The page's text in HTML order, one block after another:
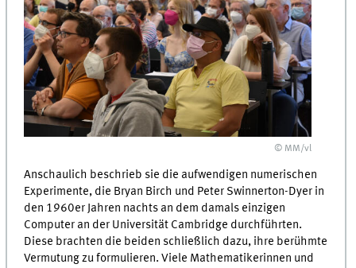
© MM/vl
Anschaulich beschrieb sie die aufwendigen numerischen
Experimente, die Bryan Birch und Peter Swinnerton-Dyer in
den 1960er Jahren nachts an dem damals einzigen
Computer an der Universität Cambridge durchführten.
Diese brachten die beiden schließlich dazu, ihre berühmte
Vermutung zu formulieren. Viele Mathematikerinnen und